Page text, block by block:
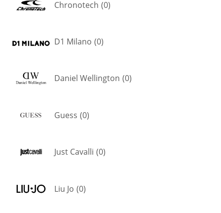
Chronotech (0)
D1 Milano (0)
Daniel Wellington (0)
Guess (0)
Just Cavalli (0)
Liu Jo (0)